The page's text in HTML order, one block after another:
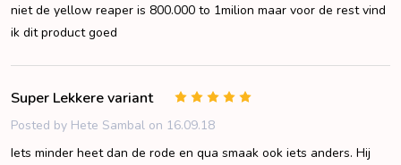
niet de yellow reaper is 800.000 to 1milion maar voor de rest vind
ik dit product goed
Super Lekkere variant
Posted by Hete Sambal on 16.09.18
Iets minder heet dan de rode en qua smaak ook iets anders. Hij